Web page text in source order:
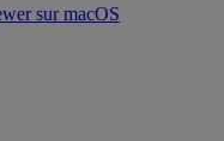
sur macOS